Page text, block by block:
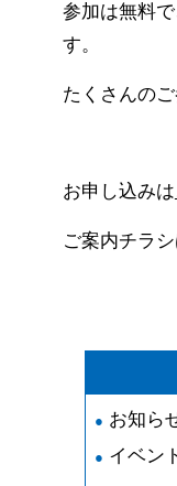
参加は無料
す。
たくさんの
お申し込みは
ご案内チラ
お知ら
イベン